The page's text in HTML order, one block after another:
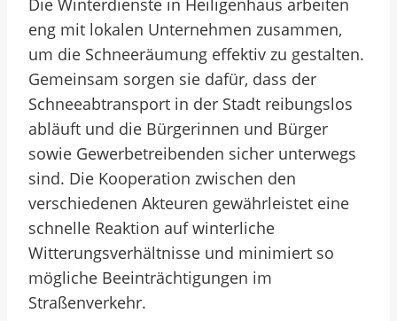
Die Winterdienste in Heiligenhaus arbeiten
eng mit lokalen Unternehmen zusammen,
um die Schneeräumung effektiv zu gestalten.
Gemeinsam sorgen sie dafür, dass der
Schneeabtransport in der Stadt reibungslos
abläuft und die Bürgerinnen und Bürger
sowie Gewerbetreibenden sicher unterwegs
sind. Die Kooperation zwischen den
verschiedenen Akteuren gewährleistet eine
schnelle Reaktion auf winterliche
Witterungsverhältnisse und minimiert so
mögliche Beeinträchtigungen im
Straßenverkehr.